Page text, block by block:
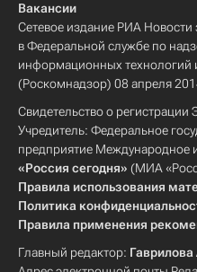
Вакансии
Сетевое издание РИА Новости
в Федеральной службе по
информационных технологий
(Роскомнадзор) 08 апреля
Свидетельство о
Учредитель: Федеральное
предприятие Международное
«Россия сегодня» (МИА
Правила использования
Политика
Правила применения
Главный редактор: Гаврилова